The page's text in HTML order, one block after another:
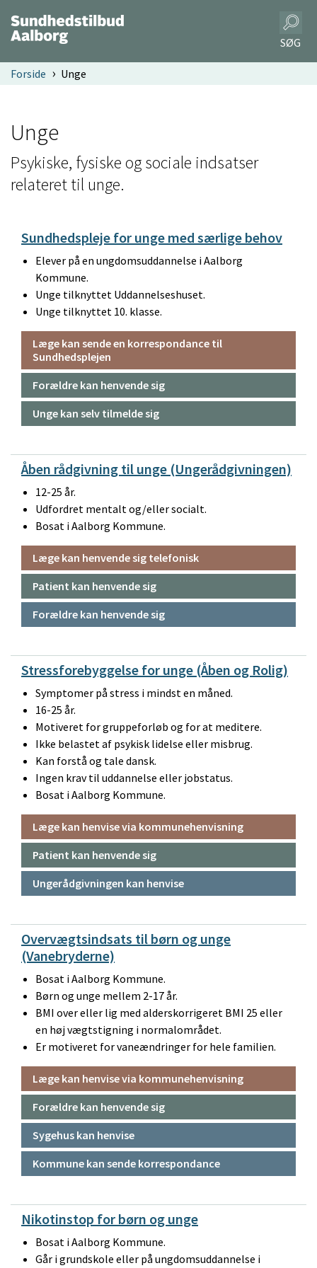
SØG
Forside Unge
Unge
Psykiske, fysiske og sociale indsatser
relateret til unge.
Sundhedspleje for unge med særlige behov
Elever på en ungdomsuddannelse i Aalborg
Kommune.
Unge tilknyttet Uddannelseshuset.
Unge tilknyttet 10. klasse.
Læge kan sende en korrespondance til
Sundhedsplejen
Forældre kan henvende sig
Unge kan selv tilmelde sig
Åben rådgivning til unge (Ungerådgivningen)
12-25 år.
Udfordret mentalt og/eller socialt.
Bosat i Aalborg Kommune.
Læge kan henvende sig telefonisk
Patient kan henvende sig
Forældre kan henvende sig
Stressforebyggelse for unge (Åben og Rolig)
Symptomer på stress i mindst en måned.
16-25 år.
Motiveret for gruppeforløb og for at meditere.
Ikke belastet af psykisk lidelse eller misbrug.
Kan forstå og tale dansk.
Ingen krav til uddannelse eller jobstatus.
Bosat i Aalborg Kommune.
Læge kan henvise via kommunehenvisning
Patient kan henvende sig
Ungerådgivningen kan henvise
Overvægtsindsats til børn og unge
(Vanebryderne)
Bosat i Aalborg Kommune.
Børn og unge mellem 2-17 år.
BMI over eller lig med alderskorrigeret BMI 25 eller
en høj vægtstigning i normalområdet.
Er motiveret for vaneændringer for hele familien.
Læge kan henvise via kommunehenvisning
Forældre kan henvende sig
Sygehus kan henvise
Kommune kan sende korrespondance
Nikotinstop for børn og unge
Bosat i Aalborg Kommune.
Går i grundskole eller på ungdomsuddannelse i